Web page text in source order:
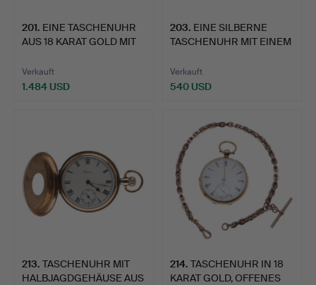
201. EINE TASCHENUHR
AUS 18 KARAT GOLD MIT
Verkauft
1.484 USD
203. EINE SILBERNE
TASCHENUHR MIT EINEM
Verkauft
540 USD
213. TASCHENUHR MIT
HALBJAGDGEHÄUSE AUS
214. TASCHENUHR IN 18
KARAT GOLD, OFFENES